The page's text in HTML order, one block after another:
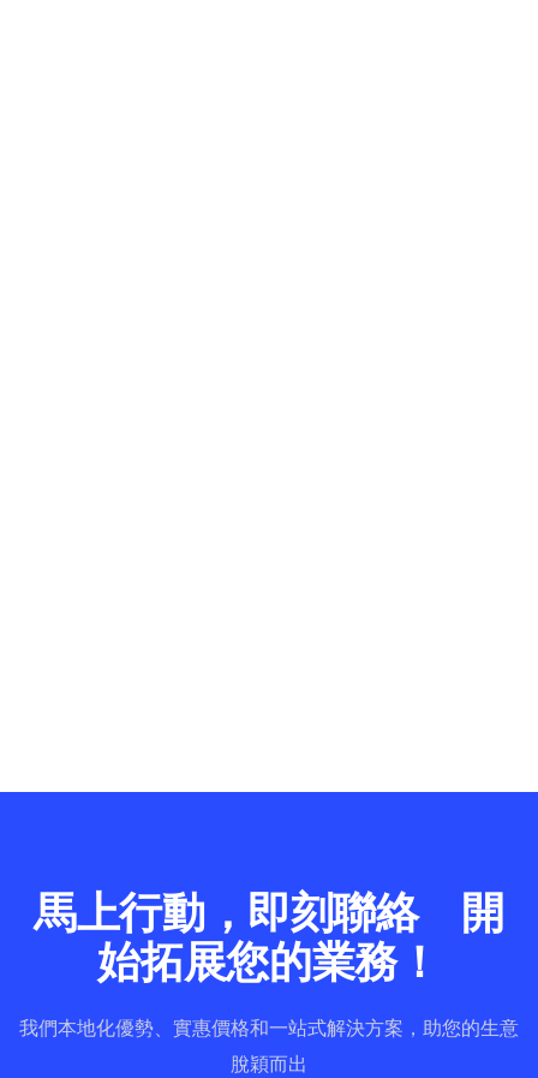
馬上行動，即刻聯絡 開
始拓展您的業務！
我們本地化優勢、實惠價格和一站式解決方案，助您的生意
脫穎而出